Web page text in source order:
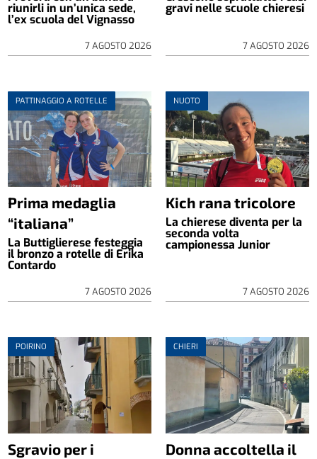
riunirli in un’unica sede,
l’ex scuola del Vignasso
7 AGOSTO 2026
gravi nelle scuole chieresi
7 AGOSTO 2026
PATTINAGGIO A ROTELLE
Prima medaglia
“italiana”
La Buttiglierese festeggia
il bronzo a rotelle di Erika
Contardo
7 AGOSTO 2026
NUOTO
Kich rana tricolore
La chierese diventa per la
seconda volta
campionessa Junior
7 AGOSTO 2026
POIRINO
Sgravio per i
CHIERI
Donna accoltella il